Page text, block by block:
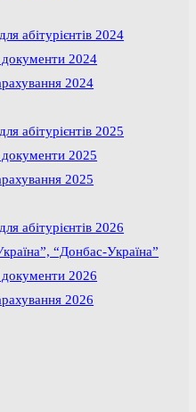
абітурієнтів 2024
2024
2024
абітурієнтів 2025
2025
2025
абітурієнтів 2026
“Донбас-Україна”
2026
2026